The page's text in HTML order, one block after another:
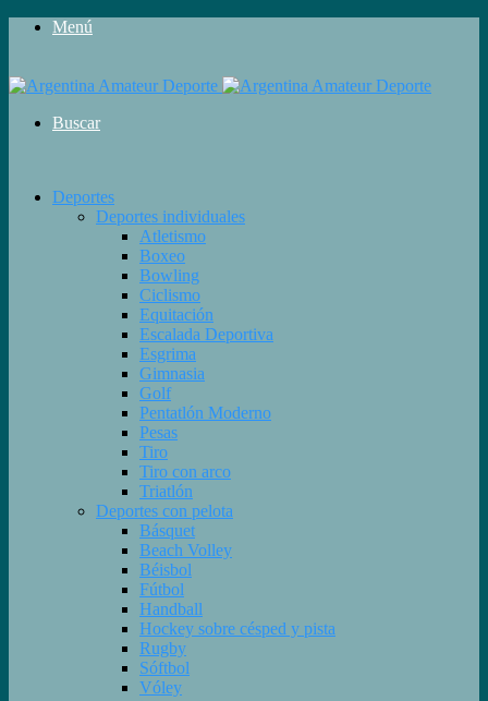
Menú
Buscar
Deportes
Deportes individuales
Atletismo
Boxeo
Bowling
Ciclismo
Equitación
Escalada Deportiva
Esgrima
Gimnasia
Golf
Pentatlón Moderno
Pesas
Tiro
Tiro con arco
Triatlón
Deportes con pelota
Básquet
Beach Volley
Béisbol
Fútbol
Handball
Hockey sobre césped y pista
Rugby
Sóftbol
Vóley